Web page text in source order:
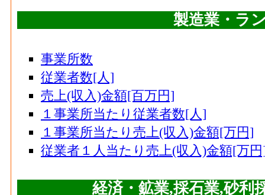
製造業・ラ
事業所数
従業者数[人]
売上(収入)金額[百万円]
１事業所当たり従業者数[人]
１事業所当たり売上(収入)金額[万円]
従業者１人当たり売上(収入)金額[万
経済・鉱業,採石業,砂利